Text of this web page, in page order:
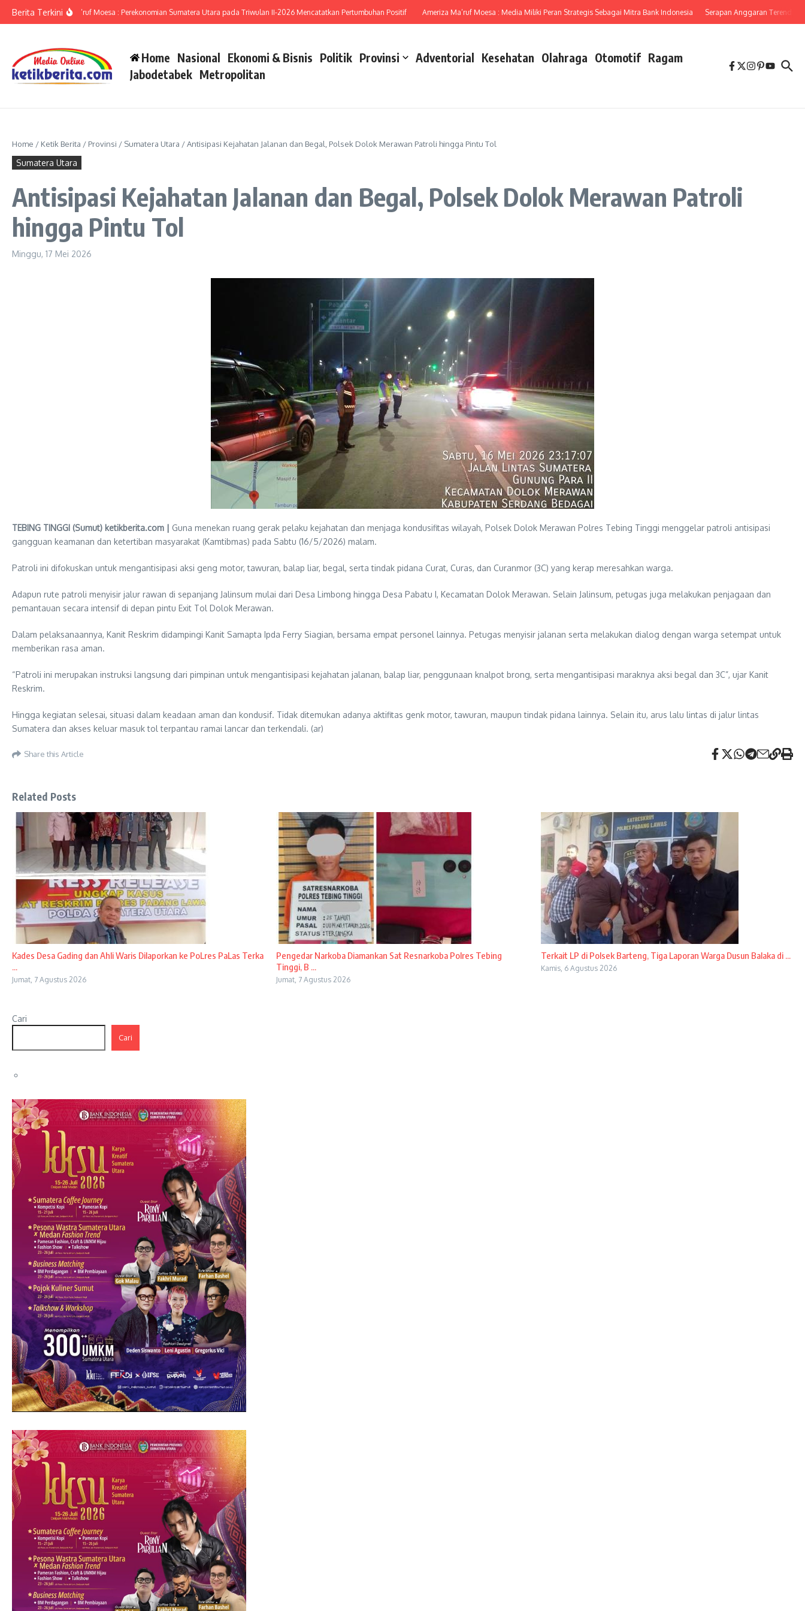
Berita Terkini
Sumut Ameriza Ma’ruf Moesa : Perekonomian Sumatera Utara pada Triwulan II-2026 Mencatatkan Pertumbuhan Positif Ameriza Ma’ruf Moesa : Media Miliki Peran Strategis Sebagai Mitra Bank Indonesia Serapan Anggaran Terendah,
Home Nasional Ekonomi & Bisnis Politik Provinsi Adventorial Kesehatan Olahraga Otomotif Ragam
Jabodetabek Metropolitan
Home / Ketik Berita / Provinsi / Sumatera Utara /Antisipasi Kejahatan Jalanan dan Begal, Polsek Dolok Merawan Patroli hingga Pintu Tol
Sumatera Utara
Antisipasi Kejahatan Jalanan dan Begal, Polsek Dolok Merawan Patroli
hingga Pintu Tol
Minggu, 17 Mei 2026
TEBING TINGGI (Sumut) ketikberita.com | Guna menekan ruang gerak pelaku kejahatan dan menjaga kondusifitas wilayah, Polsek Dolok Merawan Polres Tebing Tinggi menggelar patroli antisipasi
gangguan keamanan dan ketertiban masyarakat (Kamtibmas) pada Sabtu (16/5/2026) malam.
​Patroli ini difokuskan untuk mengantisipasi aksi geng motor, tawuran, balap liar, begal, serta tindak pidana Curat, Curas, dan Curanmor (3C) yang kerap meresahkan warga.
Adapun rute patroli menyisir jalur rawan di sepanjang Jalinsum mulai dari Desa Limbong hingga Desa Pabatu I, Kecamatan Dolok Merawan. Selain Jalinsum, petugas juga melakukan penjagaan dan
pemantauan secara intensif di depan pintu Exit Tol Dolok Merawan.
Dalam pelaksanaannya, Kanit Reskrim didampingi Kanit Samapta Ipda Ferry Siagian, bersama empat personel lainnya. Petugas menyisir jalanan serta melakukan dialog dengan warga setempat untuk
memberikan rasa aman.
“Patroli ini merupakan instruksi langsung dari pimpinan untuk mengantisipasi kejahatan jalanan, balap liar, penggunaan knalpot brong, serta mengantisipasi maraknya aksi begal dan 3C”, ujar Kanit
Reskrim.
​Hingga kegiatan selesai, situasi dalam keadaan aman dan kondusif. Tidak ditemukan adanya aktifitas genk motor, tawuran, maupun tindak pidana lainnya. Selain itu, arus lalu lintas di jalur lintas
Sumatera dan akses keluar masuk tol terpantau ramai lancar dan terkendali. (ar)
Share this Article
Related Posts
Kades Desa Gading dan Ahli Waris Dilaporkan ke PoLres PaLas Terka
...
Jumat, 7 Agustus 2026
Pengedar Narkoba Diamankan Sat Resnarkoba Polres Tebing
Tinggi, B ...
Jumat, 7 Agustus 2026
Terkait LP di Polsek Barteng, Tiga Laporan Warga Dusun Balaka di ...
Kamis, 6 Agustus 2026
Cari
Cari